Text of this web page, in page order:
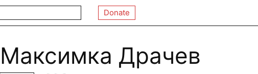
Donate
Максимка Драчев